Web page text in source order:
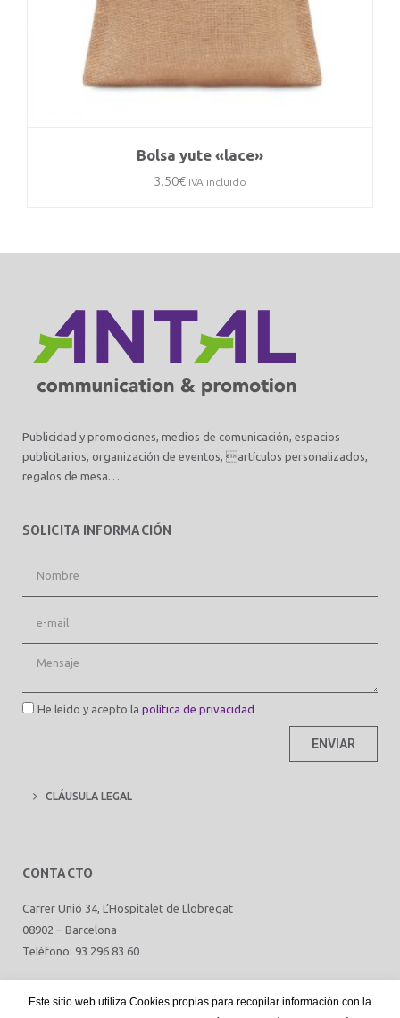
Bolsa yute «lace»
3.50€ IVA incluido
Publicidad y promociones, medios de comunicación, espacios
publicitarios, organización de eventos, artículos personalizados,
regalos de mesa…
SOLICITA INFORMACIÓN
He leído y acepto la política de privacidad
ENVIAR
CLÁUSULA LEGAL
CONTACTO
Carrer Unió 34, L’Hospitalet de Llobregat
08902 – Barcelona
Teléfono: 93 296 83 60
Este sitio web utiliza Cookies propias para recopilar información con la